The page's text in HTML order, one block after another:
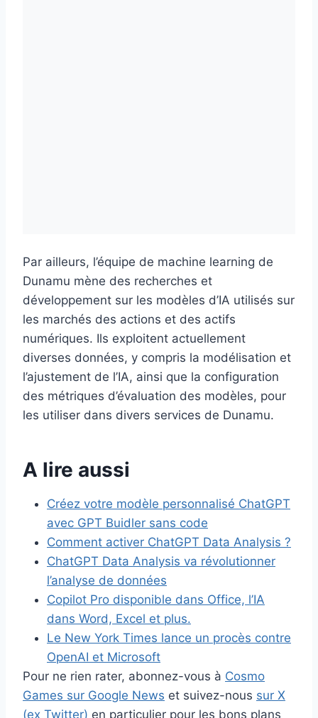
Par ailleurs, l’équipe de machine learning de
Dunamu mène des recherches et
développement sur les modèles d’IA utilisés sur
les marchés des actions et des actifs
numériques. Ils exploitent actuellement
diverses données, y compris la modélisation et
l’ajustement de l’IA, ainsi que la configuration
des métriques d’évaluation des modèles, pour
les utiliser dans divers services de Dunamu.
A lire aussi
Créez votre modèle personnalisé ChatGPT
avec GPT Buidler sans code
Comment activer ChatGPT Data Analysis ?
ChatGPT Data Analysis va révolutionner
l’analyse de données
Copilot Pro disponible dans Office, l’IA
dans Word, Excel et plus.
Le New York Times lance un procès contre
OpenAI et Microsoft
Pour ne rien rater, abonnez-vous à Cosmo
Games sur Google News et suivez-nous sur X
(ex Twitter) en particulier pour les bons plans